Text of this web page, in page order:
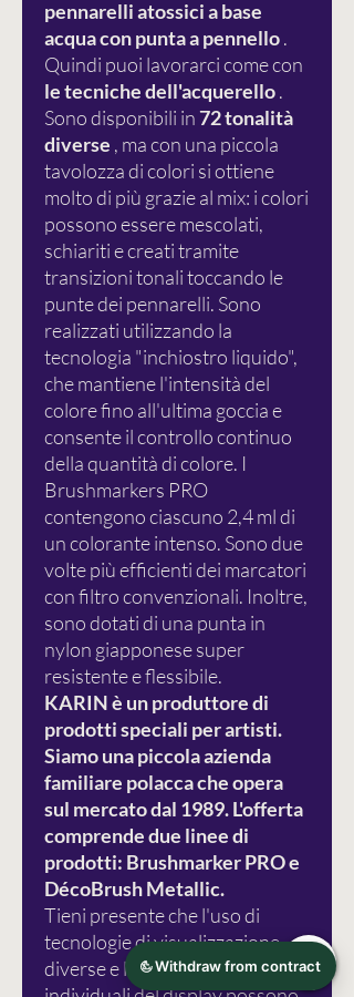
pennarelli atossici a base
acqua con punta a pennello.
Quindi puoi lavorarci come con
le tecniche dell'acquerello.
Sono disponibili in72 tonalità
diverse , ma con una piccola
tavolozza di colori si ottiene
molto di più grazie al mix: i colori
possono essere mescolati,
schiariti e creati tramite
transizioni tonali toccando le
punte dei pennarelli. Sono
realizzati utilizzando la
tecnologia "inchiostro liquido",
che mantiene l'intensità del
colore fino all'ultima goccia e
consente il controllo continuo
della quantità di colore. I
Brushmarkers PRO
contengono ciascuno 2,4 ml di
un colorante intenso. Sono due
volte più efficienti dei marcatori
con filtro convenzionali. Inoltre,
sono dotati di una punta in
nylon giapponese super
resistente e flessibile.
KARIN è un produttore di
prodotti speciali per artisti.
Siamo una piccola azienda
familiare polacca che opera
sul mercato dal 1989. L'offerta
comprende due linee di
prodotti: Brushmarker PRO e
DécoBrush Metallic.
Tieni presente che l'uso di
tecnologie di visualizzazione
diverse e le impostazioni